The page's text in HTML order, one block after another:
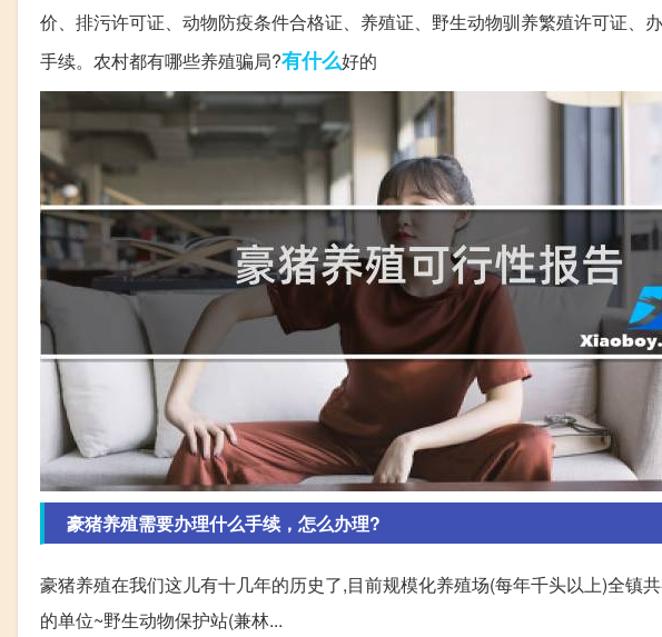
价、排污许可证、动物防疫条件合格证、养殖证、野生动物驯养繁殖许可证、
手续。农村都有哪些养殖骗局?有什么好的
豪猪养殖需要办理什么手续，怎么办理?
豪猪养殖在我们这儿有十几年的历史了,目前规模化养殖场(每年千头以上)全镇
的单位~野生动物保护站(兼林...